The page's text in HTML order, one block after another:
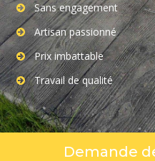
Sans engagement
Artisan passionné
Prix imbattable
Travail de qualité
Demande